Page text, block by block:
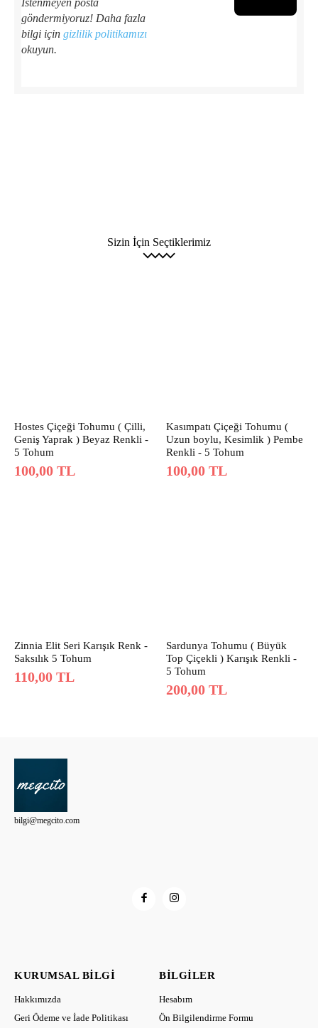
İstenmeyen posta
göndermiyoruz! Daha fazla
bilgi için gizlilik politikamızı
okuyun.
Sizin İçin Seçtiklerimiz
Hostes Çiçeği Tohumu ( Çilli,
Geniş Yaprak ) Beyaz Renkli -
5 Tohum
100,00 TL
Kasımpatı Çiçeği Tohumu (
Uzun boylu, Kesimlik ) Pembe
Renkli - 5 Tohum
100,00 TL
Zinnia Elit Seri Karışık Renk -
Saksılık 5 Tohum
110,00 TL
Sardunya Tohumu ( Büyük
Top Çiçekli ) Karışık Renkli -
5 Tohum
200,00 TL
bilgi@megcito.com
KURUMSAL BILGI
Hakkımızda
Geri Ödeme ve İade Politikası
BILGILER
Hesabım
Ön Bilgilendirme Formu